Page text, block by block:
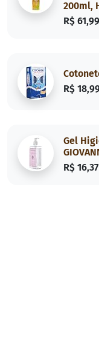
200ml,
R$ 61,99
R$
Gel
R$ 16,37